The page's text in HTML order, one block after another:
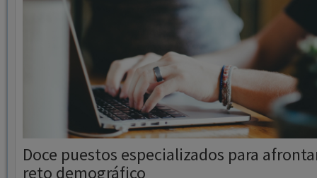
Doce puestos especializados para
reto demográfico
El Gobierno regional ha abierto un proceso de selección.